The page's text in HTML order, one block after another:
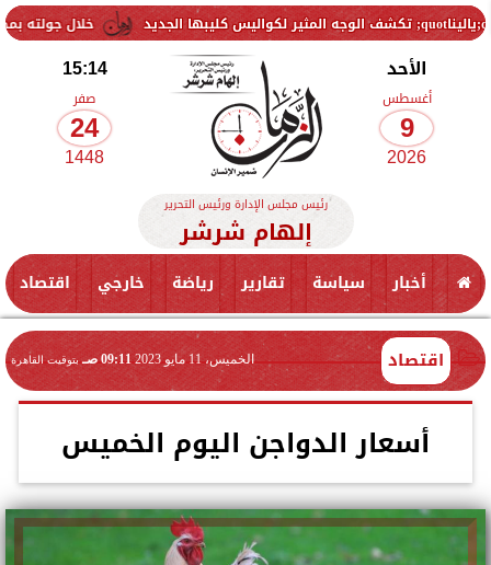
خلال جولته بمطروح: رئيس
الأحد
أغسطس
9
2026
15:14
صفر
24
1448
رئيس مجلس الإدارة ورئيس التحرير
إلهام شرشر
أخبار سياسة تقارير رياضة خارجي اقتصاد
اقتصاد الخميس، 11 مايو 2023 09:11 صـ بتوقيت القاهرة
أسعار الدواجن اليوم الخميس